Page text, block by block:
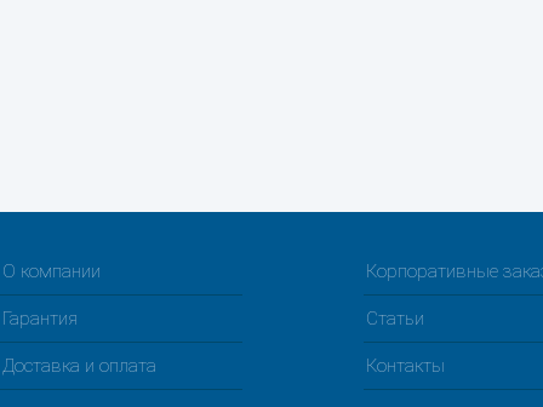
О компании Корпоративные
Гарантия Статьи
Доставка и оплата Контакты